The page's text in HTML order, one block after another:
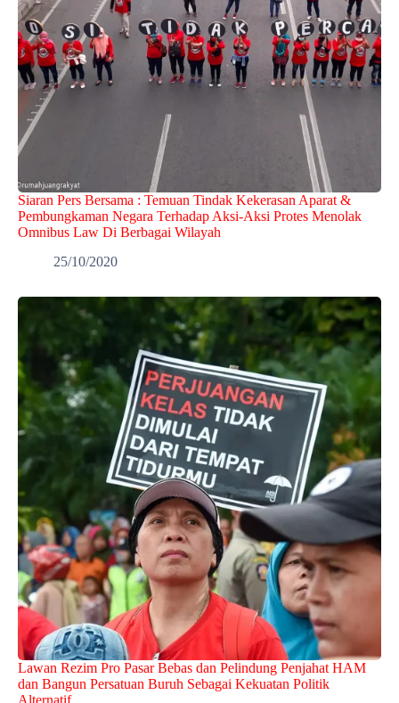
Siaran Pers Bersama : Temuan Tindak Kekerasan Aparat &
Pembungkaman Negara Terhadap Aksi-Aksi Protes Menolak
Omnibus Law Di Berbagai Wilayah
25/10/2020
Lawan Rezim Pro Pasar Bebas dan Pelindung Penjahat HAM
dan Bangun Persatuan Buruh Sebagai Kekuatan Politik